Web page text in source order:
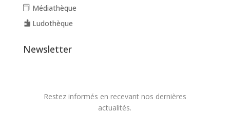
Médiathèque
Ludothèque
Newsletter
Restez informés en recevant nos dernières
actualités.